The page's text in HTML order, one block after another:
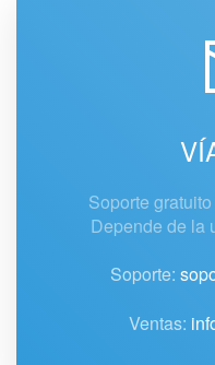
Soporte
Depende de la
Soporte:
Ventas: